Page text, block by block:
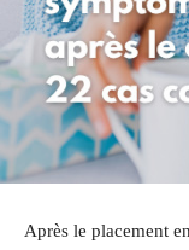
Après le placement